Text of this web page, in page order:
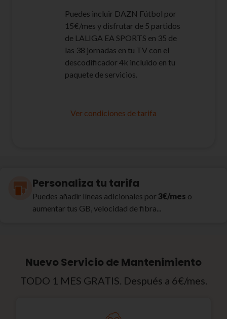
Puedes incluir DAZN Fútbol por
15€/mes y disfrutar de 5 partidos
de LALIGA EA SPORTS en 35 de
las 38 jornadas en tu TV con el
descodificador 4k incluido en tu
paquete de servicios.
Ver condiciones de tarifa
Personaliza tu tarifa
Puedes añadir líneas adicionales por 3€/mes o
aumentar tus GB, velocidad de fibra...
Nuevo Servicio de Mantenimiento
TODO 1 MES GRATIS. Después a 6€/mes.